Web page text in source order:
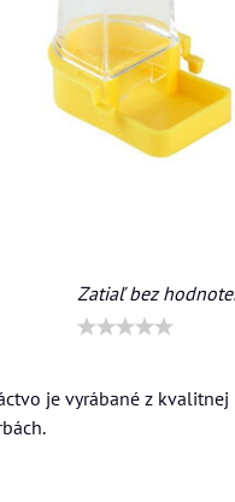
Zatiaľ bez
je vyrábané z